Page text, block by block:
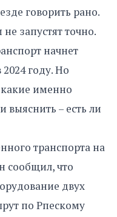
говорить рано.
запустят точно.
начнет
году. Но
именно
выяснить – есть ли
транспорта на
сообщил, что
двух
по Рпескому